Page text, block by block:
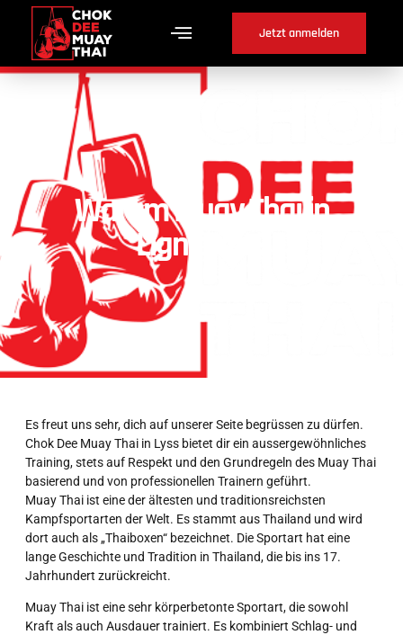
Jetzt anmelden
Warum Muay Thai in
Lignières ?
Es freut uns sehr, dich auf unserer Seite begrüssen zu dürfen.
Chok Dee Muay Thai in Lyss bietet dir ein aussergewöhnliches
Training, stets auf Respekt und den Grundregeln des Muay Thai
basierend und von professionellen Trainern geführt.
Muay Thai ist eine der ältesten und traditionsreichsten
Kampfsportarten der Welt. Es stammt aus Thailand und wird
dort auch als „Thaiboxen“ bezeichnet. Die Sportart hat eine
lange Geschichte und Tradition in Thailand, die bis ins 17.
Jahrhundert zurückreicht.
Muay Thai ist eine sehr körperbetonte Sportart, die sowohl
Kraft als auch Ausdauer trainiert. Es kombiniert Schlag- und